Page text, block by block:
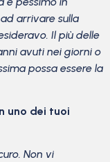
arrivare sulla
Il più delle
avuti nei giorni o
possa essere la
uno dei tuoi
Non vi